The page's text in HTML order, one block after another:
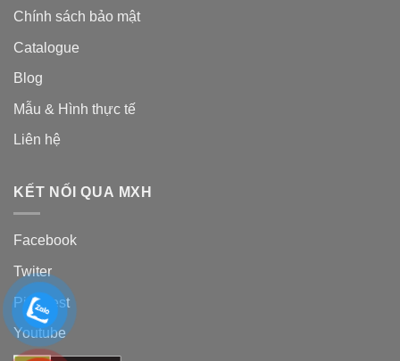
Chính sách bảo mật
Catalogue
Blog
Mẫu & Hình thực tế
Liên hệ
KẾT NỐI QUA MXH
Facebook
Twiter
Pinterest
Youtube